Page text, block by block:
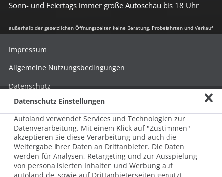
Sonn- und Feiertags immer große Autoschau bis 18 Uhr
außerhalb der gesetzlichen Öffnungszeiten keine Beratung, Probefahrten und Verkauf
© 2026 AUTOLAND 24 SE & Co. Betriebs KG
Werner-von-Siemens-Str. 2, 06796 Brehna, Deutschland
Impressum
Allgemeine Nutzungsbedingungen
Datenschutz
Hinweisgebersystem nach HinSchG
Beschwerde nach LkSG
Grundsatzerklärung zum LkSG
Datenschutz Einstellungen
Autoland verwendet Services und Technologien zur
Datenverarbeitung. Mit einem Klick auf "Zustimmen"
akzeptieren Sie diese Verarbeitung und auch die
Weitergabe Ihrer Daten an Drittanbieter. Die Daten
werden für Analysen, Retargeting und zur Ausspielung
von personalisierten Inhalten und Werbung auf
autoland.de, sowie auf Drittanbieterseiten genutzt.